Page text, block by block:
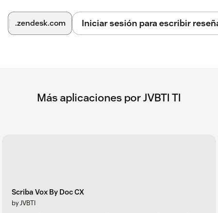
.zendesk.com Iniciar sesión para escribir
Más aplicaciones por JVBTI TI
Scriba Vox By Doc CX
by JVBTI